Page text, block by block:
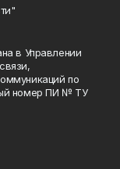
в Управлении
по
номер ПИ № ТУ